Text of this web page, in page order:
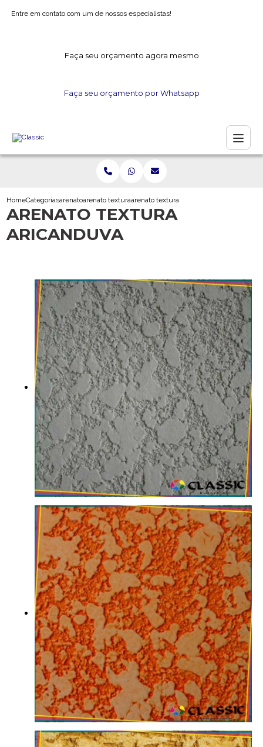
Entre em contato com um de nossos especialistas!
Faça seu orçamento agora mesmo
Faça seu orçamento por Whatsapp
HomeCategoriasarenatoarenato texturaarenato textura aricanduva
ARENATO TEXTURA
ARICANDUVA